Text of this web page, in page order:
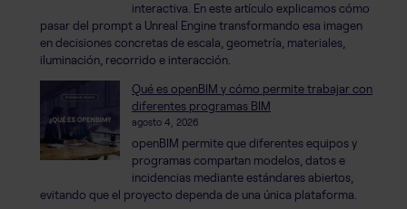
interactiva. En este artículo explicamos cómo
pasar del prompt a Unreal Engine transformando esa imagen
en decisiones concretas de escala, geometría, materiales,
iluminación, recorrido e interacción.
Qué es openBIM y cómo permite trabajar con
diferentes programas BIM
agosto 4, 2026
openBIM permite que diferentes equipos y
programas compartan modelos, datos e
incidencias mediante estándares abiertos,
evitando que el proyecto dependa de una única plataforma.